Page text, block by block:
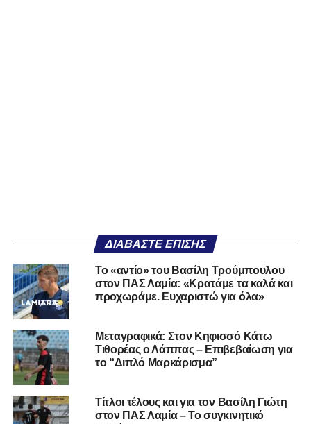
ΔΙΑΒΆΣΤΕ ΕΠΊΣΗΣ
Το «αντίο» του Βασίλη Τρούμπουλου
στον ΠΑΣ Λαμία: «Κρατάμε τα καλά και
προχωράμε. Ευχαριστώ για όλα»
Μεταγραφικά: Στον Κηφισσό Κάτω
Τιθορέας ο Λάππας – Επιβεβαίωση για
το “Διπλό Μαρκάρισμα”
Τίτλοι τέλους και για τον Βασίλη Γιώτη
στον ΠΑΣ Λαμία – Το συγκινητικό